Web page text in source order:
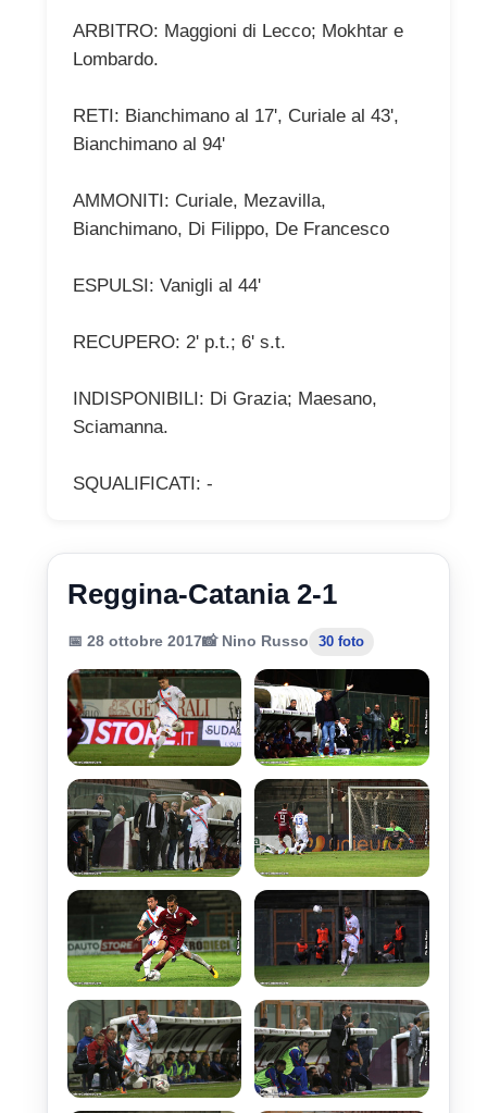
ARBITRO: Maggioni di Lecco; Mokhtar e
Lombardo.
RETI: Bianchimano al 17', Curiale al 43',
Bianchimano al 94'
AMMONITI: Curiale, Mezavilla,
Bianchimano, Di Filippo, De Francesco
ESPULSI: Vanigli al 44'
RECUPERO: 2' p.t.; 6' s.t.
INDISPONIBILI: Di Grazia; Maesano,
Sciamanna.
SQUALIFICATI: -
Reggina-Catania 2-1
📅 28 ottobre 2017📸 Nino Russo 30 foto